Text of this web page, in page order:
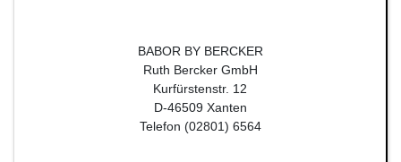
BABOR BY BERCKER
Ruth Bercker GmbH
Kurfürstenstr. 12
D-46509 Xanten
Telefon (02801) 6564